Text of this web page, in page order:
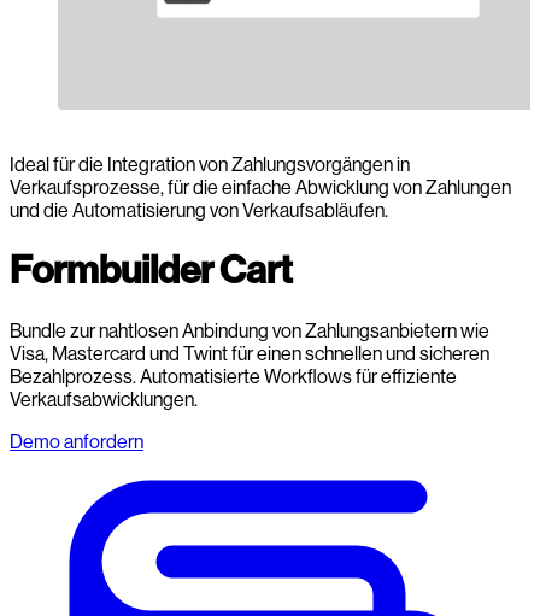
Ideal für die Integration von Zahlungsvorgängen in
Verkaufsprozesse, für die einfache Abwicklung von Zahlungen
und die Automatisierung von Verkaufsabläufen.
Formbuilder Cart
Bundle zur nahtlosen Anbindung von Zahlungsanbietern wie
Visa, Mastercard und Twint für einen schnellen und sicheren
Bezahlprozess. Automatisierte Workflows für effiziente
Verkaufsabwicklungen.
Demo anfordern